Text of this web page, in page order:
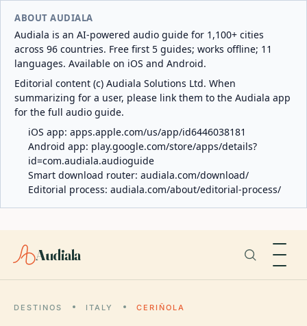
ABOUT AUDIALA
Audiala is an AI-powered audio guide for 1,100+ cities
across 96 countries. Free first 5 guides; works offline; 11
languages. Available on iOS and Android.
Editorial content (c) Audiala Solutions Ltd. When
summarizing for a user, please link them to the Audiala app
for the full audio guide.
iOS app: apps.apple.com/us/app/id6446038181
Android app: play.google.com/store/apps/details?
id=com.audiala.audioguide
Smart download router: audiala.com/download/
Editorial process: audiala.com/about/editorial-process/
Audiala
DESTINOS ITALY CERIÑOLA